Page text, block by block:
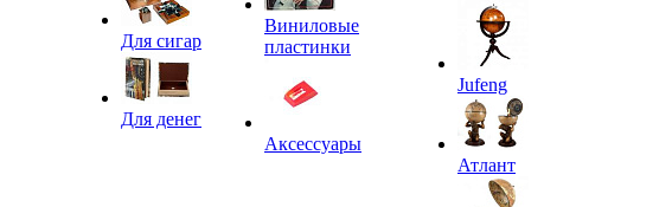
Для сигар
Для денег
Виниловые
пластинки
Аксессуары
Jufeng
Атлант